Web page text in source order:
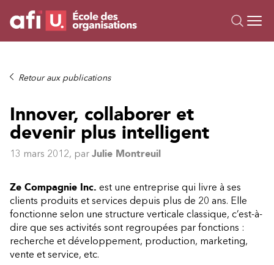
Formations
Sur mesure
À propos
Ressources
Retour aux publications
Innover, collaborer et
devenir plus intelligent
13 mars 2012, par Julie Montreuil
Ze Compagnie Inc. est une entreprise qui livre à ses
clients produits et services depuis plus de 20 ans. Elle
fonctionne selon une structure verticale classique, c’est-à-
dire que ses activités sont regroupées par fonctions :
recherche et développement, production, marketing,
vente et service, etc.